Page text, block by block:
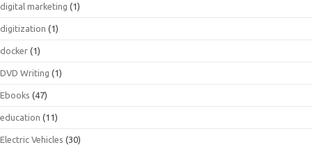
digital marketing (1)
digitization (1)
docker (1)
DVD Writing (1)
Ebooks (47)
education (11)
Electric Vehicles (30)